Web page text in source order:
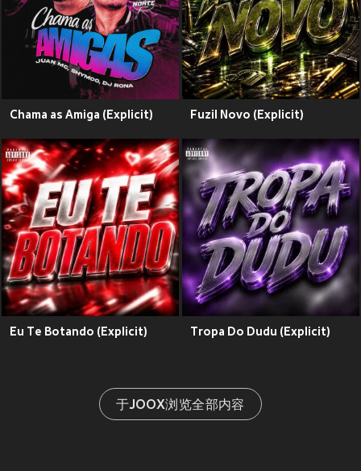
Chama as Amiga (Explicit) Fuzil Novo (Explicit)
Eu Te Botando (Explicit) Tropa Do Dudu (Explicit)
于JOOX浏览全部内容